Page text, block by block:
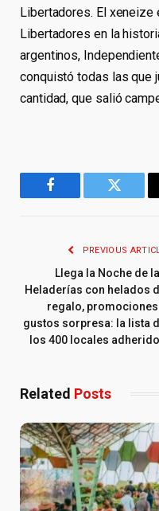
Libertadores. El
Libertadores en la
argentinos,
conquistó todas las que
cantidad, que salió
Facebook Twitter
PREVIOUS
Llega la Noche de
Heladerías con helados
regalo, promociones
gustos sorpresa: la lista
los 400 locales
Related Posts